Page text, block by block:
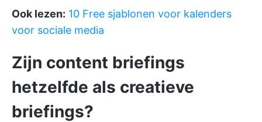
Ook lezen: 10 Free sjablonen voor kalenders
voor sociale media
Zijn content briefings
hetzelfde als creatieve
briefings?